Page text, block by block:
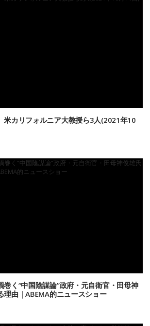
カリフォルニア大教授ら3人(2021年10
巻く“中国陰謀論”政府・元自衛官・田母神
理由｜ABEMA的ニュースショー